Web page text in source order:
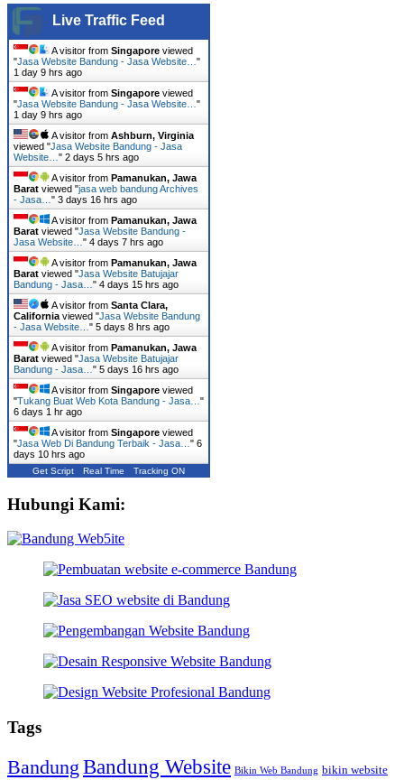
Live Traffic Feed
A visitor from Singapore viewed
"Jasa Website Bandung - Jasa Website… "
1 day 9 hrs ago
A visitor from Singapore viewed
"Jasa Website Bandung - Jasa Website… "
1 day 9 hrs ago
A visitor from Ashburn, Virginia
viewed "Jasa Website Bandung - Jasa
Website… " 2 days 5 hrs ago
A visitor from Pamanukan, Jawa
Barat viewed "jasa web bandung Archives
- Jasa… " 3 days 16 hrs ago
A visitor from Pamanukan, Jawa
Barat viewed "Jasa Website Bandung -
Jasa Website… " 4 days 7 hrs ago
A visitor from Pamanukan, Jawa
Barat viewed "Jasa Website Batujajar
Bandung - Jasa… " 4 days 15 hrs ago
A visitor from Santa Clara,
California viewed "Jasa Website Bandung
- Jasa Website… " 5 days 8 hrs ago
A visitor from Pamanukan, Jawa
Barat viewed "Jasa Website Batujajar
Bandung - Jasa… " 5 days 16 hrs ago
A visitor from Singapore viewed
"Tukang Buat Web Kota Bandung - Jasa… "
6 days 1 hr ago
A visitor from Singapore viewed
"Jasa Web Di Bandung Terbaik - Jasa… " 6
days 10 hrs ago
Get Script Real Time Tracking ON
Hubungi Kami:
Tags
Bandung Bandung Website Bikin Web Bandung bikin website